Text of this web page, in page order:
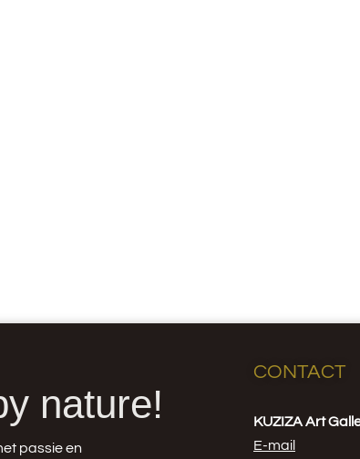
nature!
passie en
CONTACT
KUZIZA Art
E-mail